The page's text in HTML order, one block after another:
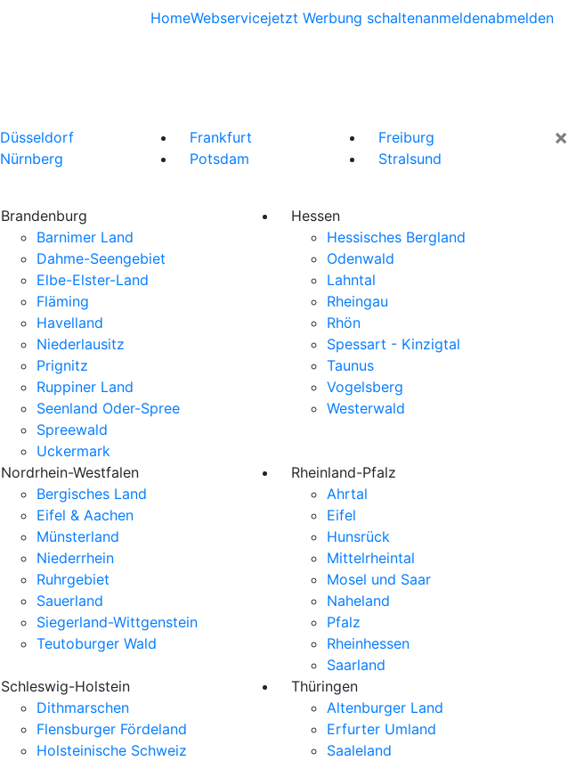
HomeWebservicejetzt Werbung schaltenanmeldenabmelden
×
Düsseldorf Frankfurt
Freiburg
Nürnberg Potsdam
Stralsund
Brandenburg
Barnimer Land
Dahme-Seengebiet
Elbe-Elster-Land
Fläming
Havelland
Niederlausitz
Prignitz
Ruppiner Land
Seenland Oder-Spree
Spreewald
Uckermark
Hessen
Hessisches Bergland
Odenwald
Lahntal
Rheingau
Rhön
Spessart - Kinzigtal
Taunus
Vogelsberg
Westerwald
Nordrhein-Westfalen
Bergisches Land
Eifel & Aachen
Münsterland
Niederrhein
Ruhrgebiet
Sauerland
Siegerland-Wittgenstein
Teutoburger Wald
Rheinland-Pfalz
Ahrtal
Eifel
Hunsrück
Mittelrheintal
Mosel und Saar
Naheland
Pfalz
Rheinhessen
Saarland
Schleswig-Holstein
Dithmarschen
Flensburger Fördeland
Holsteinische Schweiz
Thüringen
Altenburger Land
Erfurter Umland
Saaleland